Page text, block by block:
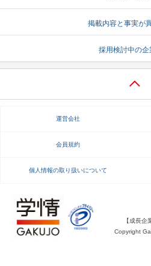
就活支援
就活ノウハウが満載！
適職診断
掲載内容と事実が
採用検討中の企
運営会社
会員規約
個人情報の取り扱いについて
【成長企
Copyright